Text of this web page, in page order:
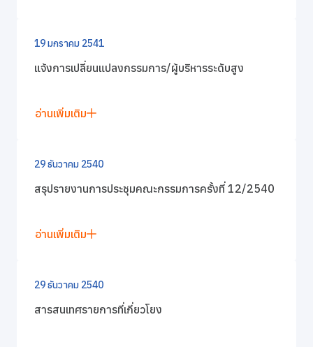
19 มกราคม 2541
แจ้งการเปลี่ยนแปลงกรรมการ/ผู้บริหารระดับสูง
อ่านเพิ่มเติม
29 ธันวาคม 2540
สรุปรายงานการประชุมคณะกรรมการครั้งที่ 12/2540
อ่านเพิ่มเติม
29 ธันวาคม 2540
สารสนเทศรายการที่เกี่ยวโยง